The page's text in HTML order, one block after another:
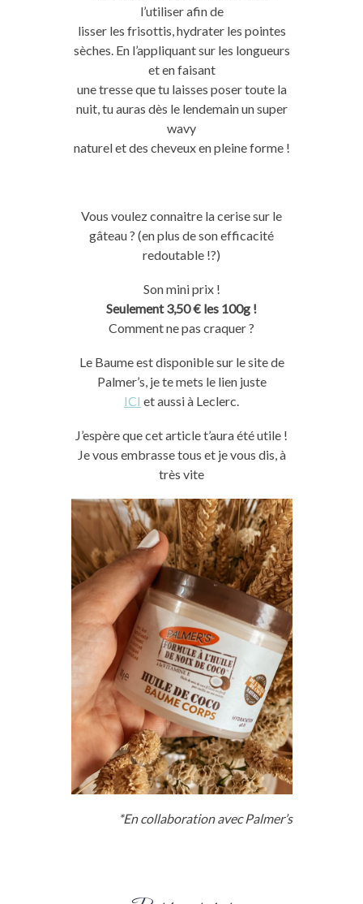
l’utiliser afin de
lisser les frisottis, hydrater les pointes
sèches. En l’appliquant sur les longueurs
et en faisant
une tresse que tu laisses poser toute la
nuit, tu auras dès le lendemain un super
wavy
naturel et des cheveux en pleine forme !
Vous voulez connaitre la cerise sur le
gâteau ? (en plus de son efficacité
redoutable !?)
Son mini prix !
Seulement 3,50 € les 100g !
Comment ne pas craquer ?
Le Baume est disponible sur le site de
Palmer’s, je te mets le lien juste
ICI et aussi à Leclerc.
J’espère que cet article t’aura été utile !
Je vous embrasse tous et je vous dis, à
très vite
*En collaboration avec Palmer’s